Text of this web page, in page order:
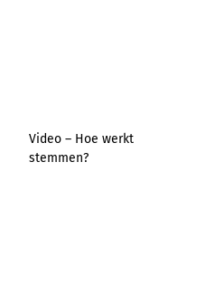
Video – Hoe werkt
stemmen?